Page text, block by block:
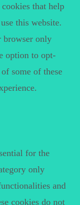
that help
this website.
browser only
option to opt-
some of these
for the
only
and
cookies do not